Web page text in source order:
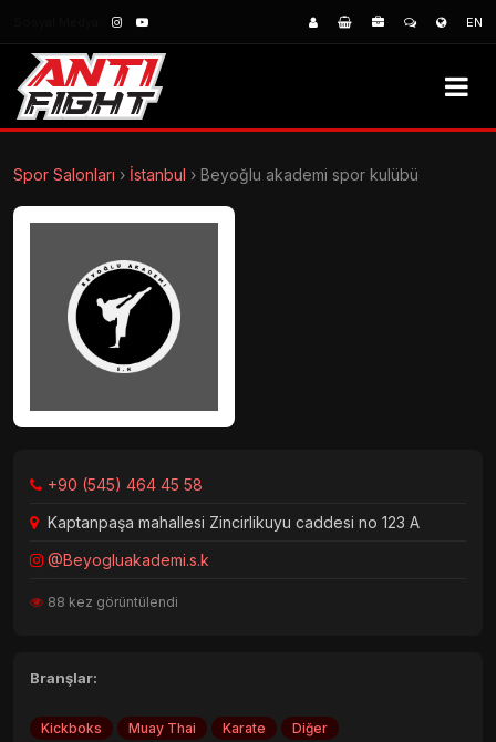
EN
Spor Salonları › İstanbul › Beyoğlu akademi spor kulübü
+90 (545) 464 45 58
Kaptanpaşa mahallesi Zincirlikuyu caddesi no 123 A
@Beyogluakademi.s.k
88 kez görüntülendi
Branşlar:
Kickboks Muay Thai Karate Diğer